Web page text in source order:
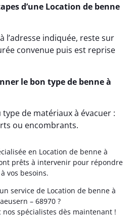
d’une Location de benne
l’adresse indiquée, reste sur
convenue puis est reprise
le bon type de benne à
de matériaux à évacuer :
ou encombrants.
en Location de benne à
prêts à intervenir pour répondre
à vos besoins.
service de Location de benne à
– 68970 ?
nos spécialistes dès maintenant !